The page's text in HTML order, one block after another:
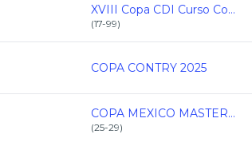
XVIII Copa CDI Curso Corto 20-21sep 2025
(17-99)
COPA CONTRY 2025
COPA MEXICO MASTERS C.C.
(25-29)